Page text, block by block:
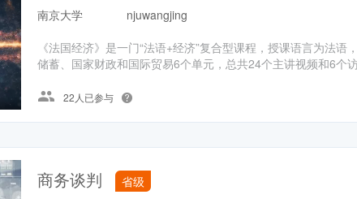
南京大学
njuwangjing
《法国经济》是一门“法语+经济”复合型课程，授课语言为法
储蓄、国家财政和国际贸易6个单元，总共24个主讲视频和6个访
22人已参与
商务谈判 省级